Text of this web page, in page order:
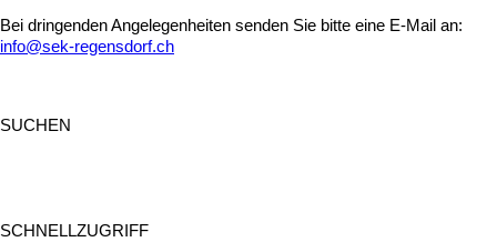
Bei dringenden Angelegenheiten senden Sie bitte eine E-Mail an:
info@sek-regensdorf.ch
SUCHEN
SCHNELLZUGRIFF